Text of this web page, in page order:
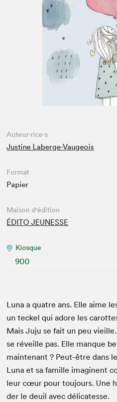
Espace enseignant·e·s
Espace pro
Auteur·rice·s
Justine Laberge-Vaugeois
Format
Papier
Maison d'édition
ÉDITO JEUNESSE
Kiosque
900
Luna a qua­tre ans. Elle aime
un teck­el qui adore les
Mais Juju se fait un peu
se réveille pas. Elle manque
main­tenant ? Peut-être dans
Luna et sa famille imag­i­nent
leur cœur pour tou­jours. Une
der le deuil avec délicatesse.